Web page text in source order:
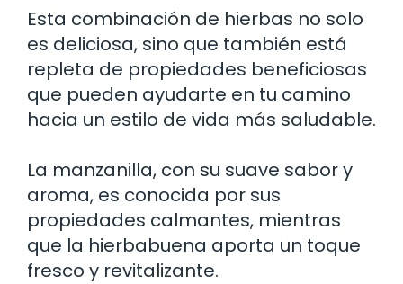
Esta combinación de hierbas no solo
es deliciosa, sino que también está
repleta de propiedades beneficiosas
que pueden ayudarte en tu camino
hacia un estilo de vida más saludable.
La manzanilla, con su suave sabor y
aroma, es conocida por sus
propiedades calmantes, mientras
que la hierbabuena aporta un toque
fresco y revitalizante.